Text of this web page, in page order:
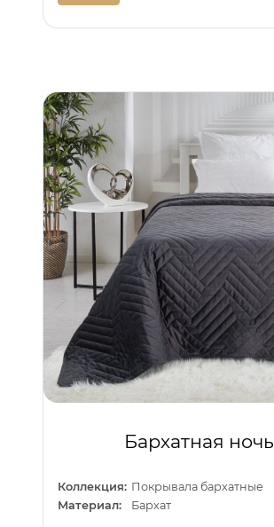
Бархатная ночь
Коллекция: Покрывала бархатные
Материал:
Бархат